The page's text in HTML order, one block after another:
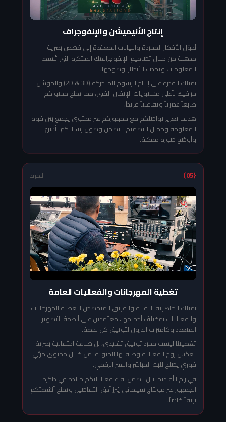
إنتاج الأنيميشن والإنفوجراف
نُحوّل الأفكار المجردة والبيانات المعقدة إلى قصص بصرية
مذهلة من خلال تصاميم الإنفوجرافيك المبتكرة التي تُبسط
المعلومات وتجذب الأنظار بوضوحها.
نمتلك القدرة على إنتاج الرسوم المتحركة (2D & 3D) والموشن
جرافيك بأعلى مستويات الإتقان الفني، مما يمنح محتواكم
طابعاً عصرياً وتفاعلياً فريداً.
هدفنا تعزيز تواصلكم مع جمهوركم عبر محتوى يجمع بين قوة
المعلومة وجمال التصميم، ليضمن وصول رسالتكم بأسرع
وأوضح صورة ممكنة.
{05} للمزيد
تغطية المهرجانات والفعاليات العامة
نمتلك الجاهزية التقنية والفريق المتخصص لتغطية المهرجانات
والفعاليات بمختلف أحجامها، معتمدين على أنظمة التصوير
المتعدد وكاميرات الدرون لتوثيق كل لحظة.
تغطيتنا ليست مجرد توثيق تقليدي، بل صناعة احتفالية بصرية
تعكس روح الفعالية وطاقتها الحيوية، من خلال محتوى مرئي
فوري يصلح للبث المباشر والنشر الرقمي.
في رام الله ديجيتال، نضمن بقاء فعالياتكم خالدة في ذاكرة
الجمهور عبر مونتاج سينمائي يُبرز أدق التفاصيل ويمنح أنشطتكم
بريقاً خاصاً.